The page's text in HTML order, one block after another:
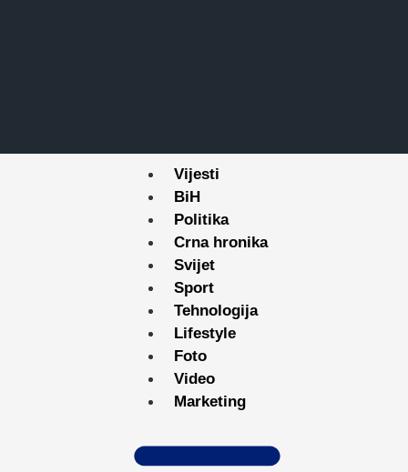
Vijesti
BiH
Politika
Crna hronika
Svijet
Sport
Tehnologija
Lifestyle
Foto
Video
Marketing